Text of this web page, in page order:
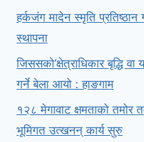
हर्कजंग मादेन स्मृति
स्थापना
जिससको‘क्षेत्राधिकार बृद्धि वा
गर्ने बेला आयो : हाङगाम
१२८ मेगावाट क्षमताको तमोर
भूमिगत उत्खनन् कार्य सुरु